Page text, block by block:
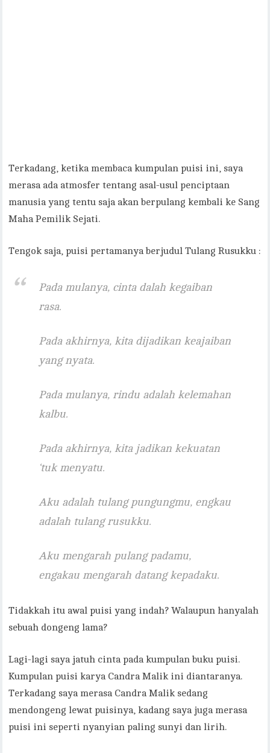
Terkadang, ketika membaca kumpulan puisi ini, saya
merasa ada atmosfer tentang asal-usul penciptaan
manusia yang tentu saja akan berpulang kembali ke Sang
Maha Pemilik Sejati.
Tengok saja, puisi pertamanya berjudul Tulang Rusukku :
Pada mulanya, cinta dalah kegaiban
rasa.
Pada akhirnya, kita dijadikan keajaiban
yang nyata.
Pada mulanya, rindu adalah kelemahan
kalbu.
Pada akhirnya, kita jadikan kekuatan
‘tuk menyatu.
Aku adalah tulang pungungmu, engkau
adalah tulang rusukku.
Aku mengarah pulang padamu,
engakau mengarah datang kepadaku.
Tidakkah itu awal puisi yang indah? Walaupun hanyalah
sebuah dongeng lama?
Lagi-lagi saya jatuh cinta pada kumpulan buku puisi.
Kumpulan puisi karya Candra Malik ini diantaranya.
Terkadang saya merasa Candra Malik sedang
mendongeng lewat puisinya, kadang saya juga merasa
puisi ini seperti nyanyian paling sunyi dan lirih.